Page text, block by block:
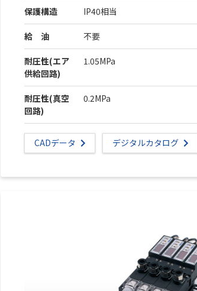
保護構造 IP40相当
給 油 不要
耐圧性(エア
供給回路)
1.05MPa
耐圧性(真空
回路)
0.2MPa
CADデータ デジタルカタログ